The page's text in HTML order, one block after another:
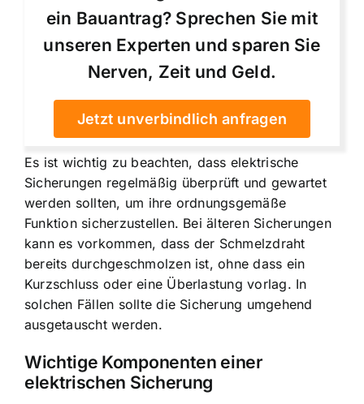
ein Bauantrag? Sprechen Sie mit
unseren Experten und sparen Sie
Nerven, Zeit und Geld.
Jetzt unverbindlich anfragen
Es ist wichtig zu beachten, dass elektrische
Sicherungen regelmäßig überprüft und gewartet
werden sollten, um ihre ordnungsgemäße
Funktion sicherzustellen. Bei älteren Sicherungen
kann es vorkommen, dass der Schmelzdraht
bereits durchgeschmolzen ist, ohne dass ein
Kurzschluss oder eine Überlastung vorlag. In
solchen Fällen sollte die Sicherung umgehend
ausgetauscht werden.
Wichtige Komponenten einer
elektrischen Sicherung